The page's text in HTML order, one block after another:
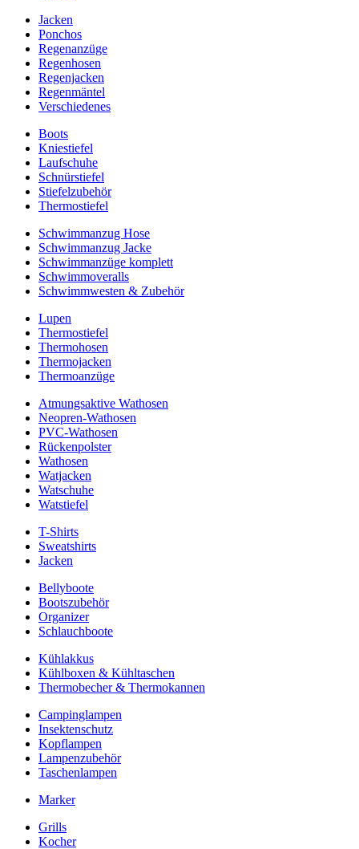
Jacken
Ponchos
Regenanzüge
Regenhosen
Regenjacken
Regenmäntel
Verschiedenes
Boots
Kniestiefel
Laufschuhe
Schnürstiefel
Stiefelzubehör
Thermostiefel
Schwimmanzug Hose
Schwimmanzug Jacke
Schwimmanzüge komplett
Schwimmoveralls
Schwimmwesten & Zubehör
Lupen
Thermostiefel
Thermohosen
Thermojacken
Thermoanzüge
Atmungsaktive Wathosen
Neopren-Wathosen
PVC-Wathosen
Rückenpolster
Wathosen
Watjacken
Watschuhe
Watstiefel
T-Shirts
Sweatshirts
Jacken
Bellyboote
Bootszubehör
Organizer
Schlauchboote
Kühlakkus
Kühlboxen & Kühltaschen
Thermobecher & Thermokannen
Campinglampen
Insektenschutz
Kopflampen
Lampenzubehör
Taschenlampen
Marker
Grills
Kocher